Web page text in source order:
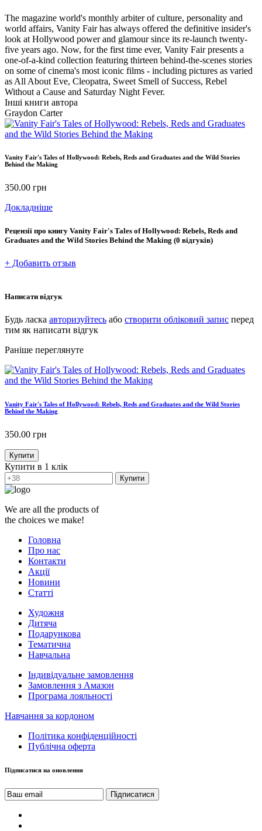
The magazine world's monthly arbiter of culture, personality and
world affairs, Vanity Fair has always offered the definitive insider's
look at Hollywood power and glamour since its re-launch twenty-
five years ago. Now, for the first time ever, Vanity Fair presents a
one-of-a-kind collection featuring thirteen behind-the-scenes stories
on some of cinema's most iconic films - including pictures as varied
as All About Eve, Cleopatra, Sweet Smell of Success, Rebel
Without a Cause and Saturday Night Fever.
Інші книги автора
Graydon Carter
Vanity Fair's Tales of Hollywood: Rebels, Reds and Graduates and the Wild Stories
Behind the Making
350.00 грн
Докладніше
Рецензії про книгу Vanity Fair's Tales of Hollywood: Rebels, Reds and
Graduates and the Wild Stories Behind the Making (0 відгуків)
+ Добавить отзыв
Написати відгук
Будь ласка авторизуйтесь або створити обліковий запис перед
тим як написати відгук
Раніше переглянуте
Vanity Fair's Tales of Hollywood: Rebels, Reds and Graduates and the Wild Stories
Behind the Making
350.00 грн
Купити
Купити в 1 клік
Купити
We are all the products of
the choices we make!
Головна
Про нас
Контакти
Акції
Новини
Статті
Художня
Дитяча
Подарункова
Тематична
Навчальна
Індивідуальне замовлення
Замовлення з Амазон
Програма лояльності
Навчання за кордоном
Політика конфіденційності
Публічна оферта
Підписатися на оновлення